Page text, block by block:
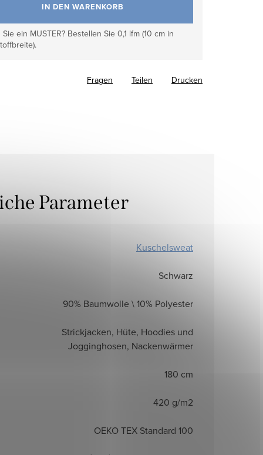
IN DEN WARENKORB
ein MUSTER? Bestellen Sie 0,1 lfm (10 cm in
Drucken
Fragen Teilen
Parameter
Kuschelsweat
Schwarz
90% Baumwolle \ 10% Polyester
Strickjacken, Hüte, Hoodies und
Jogginghosen, Nackenwärmer
180 cm
420 g/m2
OEKO TEX Standard 100